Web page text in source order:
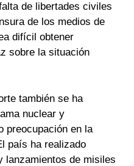
de libertades civiles
de los medios de
difícil obtener
sobre la situación
también se ha
nuclear y
preocupación en la
país ha realizado
lanzamientos de misiles